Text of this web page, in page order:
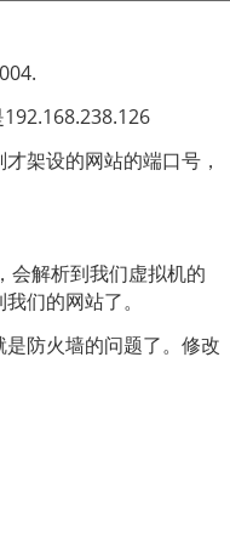
架设的网站的端口号，
会解析到我们虚拟机的
们的网站了。
防火墙的问题了。修改